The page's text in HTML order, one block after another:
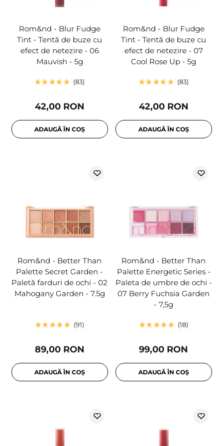
Rom&nd - Blur Fudge
Tint - Tentă de buze cu
efect de netezire - 06
Mauvish - 5g
83
42,00 RON
ADAUGĂ ÎN COȘ
Rom&nd - Blur Fudge
Tint - Tentă de buze cu
efect de netezire - 07
Cool Rose Up - 5g
83
42,00 RON
ADAUGĂ ÎN COȘ
Rom&nd - Better Than
Palette Secret Garden -
Paletă farduri de ochi - 02
Mahogany Garden - 7.5g
91
89,00 RON
ADAUGĂ ÎN COȘ
Rom&nd - Better Than
Palette Energetic Series -
Paleta de umbre de ochi -
07 Berry Fuchsia Garden
- 7,5g
18
99,00 RON
ADAUGĂ ÎN COȘ